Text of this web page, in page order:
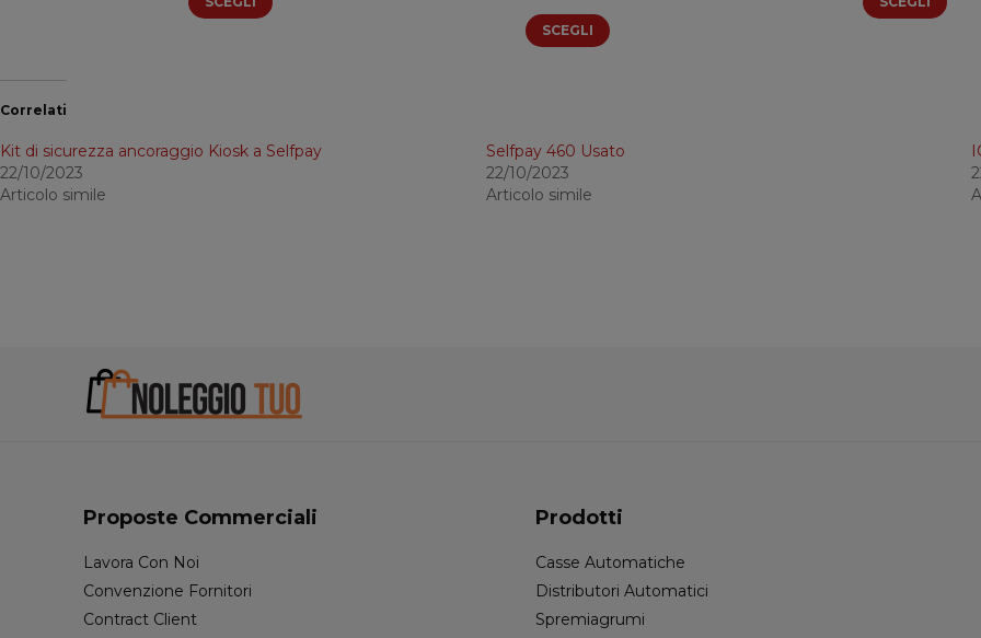
SCEGLI
Correlati
Kit di sicurezza ancoraggio Kiosk a Selfpay
22/10/2023
Articolo simile
Selfpay 460 Usato
22/10/2023
Articolo simile
Proposte Commerciali
Lavora Con Noi
Convenzione Fornitori
Contract Client
Prodotti
Casse Automatiche
Distributori Automatici
Spremiagrumi